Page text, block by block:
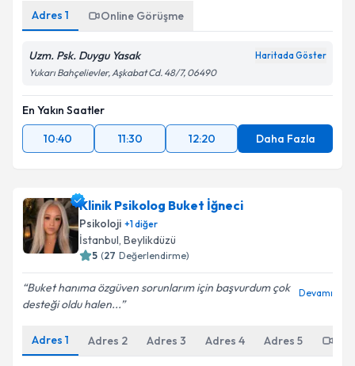
Adres 1 Online Görüşme
Uzm. Psk. Duygu Yasak Haritada Göster
Yukarı Bahçelievler, Aşkabat Cd. 48/7, 06490
En Yakın Saatler
10:40
11:30 12:20 Daha Fazla
Klinik Psikolog Buket İğneci
Psikoloji +1diğer
İstanbul, Beylikdüzü
5 (27 Değerlendirme)
Buket hanıma özgüven sorunlarım için başvurdum çok
desteği oldu halen...
Devamı
Adres 1 Adres 2 Adres 3 Adres 4 Adres 5